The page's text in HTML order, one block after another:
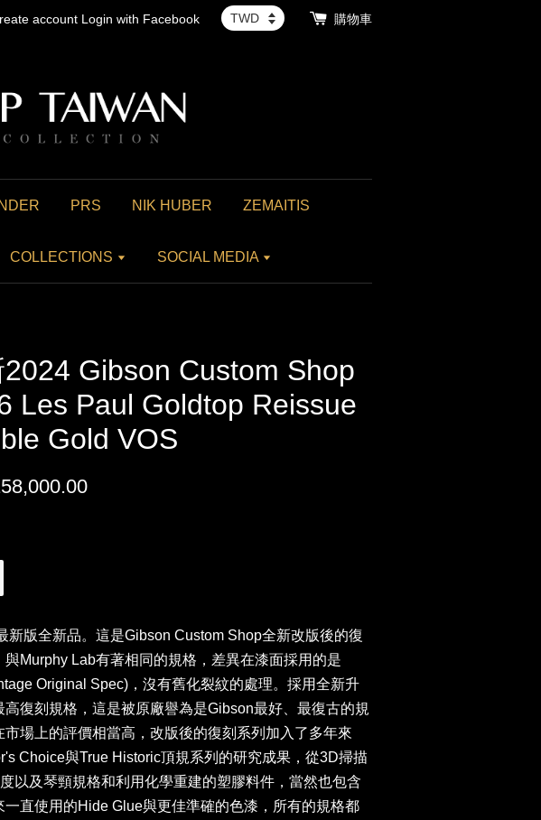
account Login with Facebook 購物車
PRS NIK HUBER ZEMAITIS
COLLECTIONS SOCIAL MEDIA
Gibson Custom Shop
Les Paul Goldtop Reissue
Gold VOS
新版全新品。這是Gibson Custom Shop全新改版後的復
與Murphy Lab有著相同的規格，差異在漆面採用的是
Original Spec)，沒有舊化裂紋的處理。採用全新升
高復刻規格，這是被原廠譽為是Gibson最好、最復古的規
市場上的評價相當高，改版後的復刻系列加入了多年來
Choice與True Historic頂規系列的研究成果，從3D掃描
以及琴頸規格和利用化學重建的塑膠料件，當然也包含
一直使用的Hide Glue與更佳準確的色漆，所有的規格都